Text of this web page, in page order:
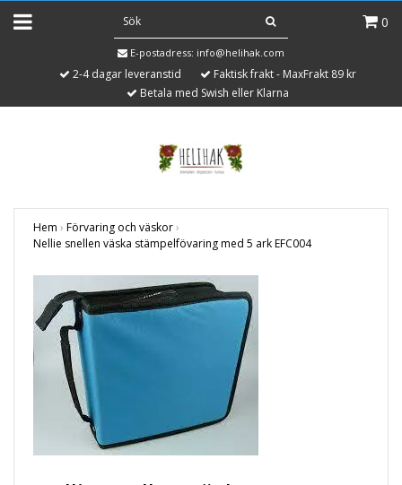
0
E-postadress: info@helihak.com
2-4 dagar leveranstid
Faktisk frakt - MaxFrakt 89 kr
Betala med Swish eller Klarna
Hem › Förvaring och väskor›
Nellie snellen väska stämpelfövaring med 5 ark EFC004